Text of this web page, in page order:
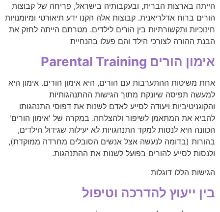
הייתה בארצות הברית, ובעקבותיה בישראל, פריחה של קבוצות
הורים ברוח אדלריאנית. קבוצות אלה הקנו ידע תיאורטי ומיומנויות
חינוכיות ותקשורתיות בין הורים לילדים. מטרתם הייתה לחזק את
הבנת ההורה לצורכי הילד והם פעלו בהנחיית
אימון הורים Parental Training
אחת משיטות ההתערבות עם הורים, היא אימון הורים. אימון היא
למעשה תפיסה שיונקת מתוך הגישות ההתנהגותיות
והקוגניטיביות ויעודה לסייע לאדם לשנות את דפוסי התנהגותו
להביא את המתאמן לשיפור ולהצלחה. במקרה של 'אימון הורים'
הכוונה היא לנסות למקד התנהגויות לא יעילות שגידול הילדים,
בהורות (בדומה לנעשה אצל אנשים הסובלים מחרדה ממוקדת),
ולנסות לסייע להורים בפועל לשנות את ההתנהגות.
הגישות הללו דוגלות
בין ייעוץ להדרכה וטיפול